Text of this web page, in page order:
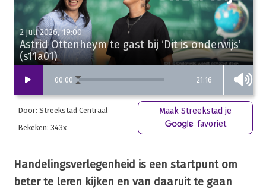
00:00 21:16
2 juli 2026, 19:00
Astrid Ottenheym te gast bij ‘Dit is onderwijs’
(s11a01)
Door: Streekstad Centraal
Bekeken: 343x
Maak Streekstad je
favoriet
Handelingsverlegenheid is een startpunt om
beter te leren kijken en van daaruit te gaan